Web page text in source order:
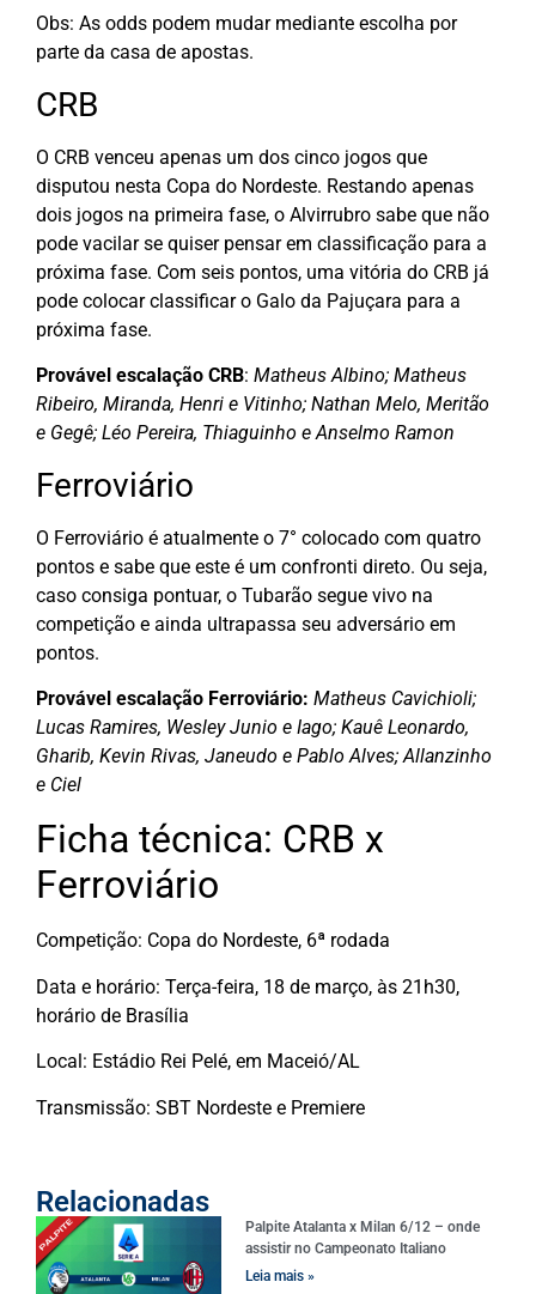
Obs: As odds podem mudar mediante escolha por
parte da casa de apostas.
CRB
O CRB venceu apenas um dos cinco jogos que
disputou nesta Copa do Nordeste. Restando apenas
dois jogos na primeira fase, o Alvirrubro sabe que não
pode vacilar se quiser pensar em classificação para a
próxima fase. Com seis pontos, uma vitória do CRB já
pode colocar classificar o Galo da Pajuçara para a
próxima fase.
Provável escalação CRB: Matheus Albino; Matheus
Ribeiro, Miranda, Henri e Vitinho; Nathan Melo, Meritão
e Gegê; Léo Pereira, Thiaguinho e Anselmo Ramon
Ferroviário
O Ferroviário é atualmente o 7° colocado com quatro
pontos e sabe que este é um confronti direto. Ou seja,
caso consiga pontuar, o Tubarão segue vivo na
competição e ainda ultrapassa seu adversário em
pontos.
Provável escalação Ferroviário: Matheus Cavichioli;
Lucas Ramires, Wesley Junio e Iago; Kauê Leonardo,
Gharib, Kevin Rivas, Janeudo e Pablo Alves; Allanzinho
e Ciel
Ficha técnica: CRB x
Ferroviário
Competição: Copa do Nordeste, 6ª rodada
Data e horário: Terça-feira, 18 de março, às 21h30,
horário de Brasília
Local: Estádio Rei Pelé, em Maceió/AL
Transmissão: SBT Nordeste e Premiere
Relacionadas
Palpite Atalanta x Milan 6/12 – onde
assistir no Campeonato Italiano
Leia mais »